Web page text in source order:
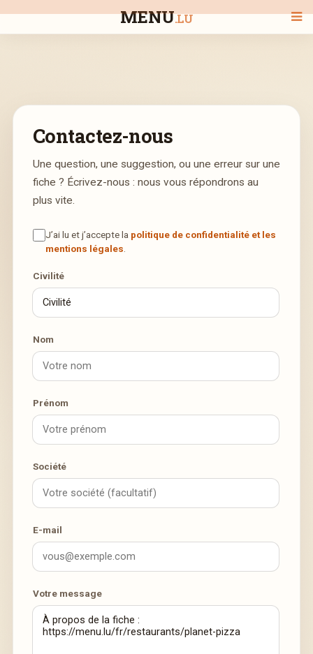
MENU.LU
TOUS LES RESTAURANTS
RECHERCHER UN RESTAURANT
Contactez-nous
Une question, une suggestion, ou une erreur sur une
fiche ? Écrivez-nous : nous vous répondrons au
plus vite.
J’ai lu et j’accepte la politique de confidentialité et les
mentions légales
Civilité
Nom
Prénom
Société
E-mail
Votre message